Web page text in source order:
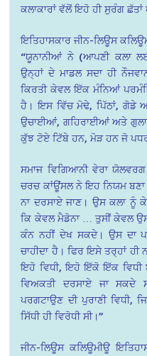
ਕਲਾਕਾਰਾਂ ਵੱਲੋਂ ਇਹੋ ਹੀ ਸੁਰੰਗ
ਇਤਿਹਾਸਕਾਰ ਜੀਨ-ਲਿਊਸ
“ਯੂਨਾਨੀਆਂ ਨੇ (ਆਪਣੀ ਕਲਾ
ਉਨ੍ਹਾਂ ਦੇ ਮਾਡਲ ਸਦਾ ਹੀ
ਕਿਰਤੀ ਕੇਵਲ ਇੱਕ ਮੰਨਿਆਂ
ਹੈ। ਇਸ ਵਿੱਚ ਮੋਢੇ, ਪਿੱਠਾਂ, ਗੋਡੇ
ਉਚਾਈਆਂ, ਗਹਿਰਾਈਆਂ ਅਤੇ
ਕੁੱਝ ਟੋਏ ਟਿੱਬੇ ਹਨ, ਮੋੜ ਹਨ ਜੋ
ਸਮਾਜ ਵਿਗਿਆਨੀ ਵੇਰਾ
ਚਰਚ ਕਾਂਊਂਸਲ ਨੇ ਇਹ ਨਿਯਮ ਬਣਾ
ਨਾ ਦਰਸਾਏ ਜਾਣ। ਉਸ ਕਲਾ ਨੂੰ
ਕਿ ਕੇਵਲ ਮੈਡੋਨਾ … ਤੁਸੀਂ ਕੇਵਲ
ਕੰਨ ਨਹੀਂ ਦੇਖ ਸਕਦੇ। ਉਸ ਦਾ
ਚਾਹੀਦਾ ਹੈ। ਫਿਰ ਇਸੇ ਤਰ੍ਹਾਂ
ਇਹੋ ਵਿਧੀ, ਇਹੋ ਇੱਕੋ ਇੱਕ ਵਿਧੀ
ਵਿਅਕਤੀ ਦਰਸਾਏ ਜਾ
ਪਰਗਟਾਉਣ ਦੀ ਪੁਰਾਣੀ
ਸਿੱਧੀ ਹੀ ਵਿਰੋਧੀ ਸੀ।”
ਜੀਨ-ਲਿਊਸ ਕਲਿਊਮੀਊ